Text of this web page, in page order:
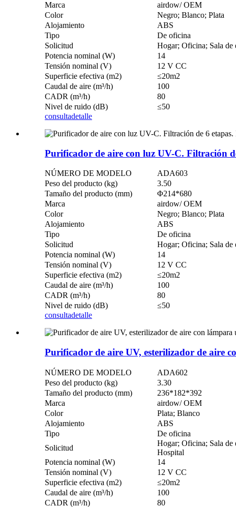
Marca
airdow/ OEM
Color
Negro; Blanco; Plata
Alojamiento
ABS
Tipo
De oficina
Solicitud
Hogar; Oficina; Sala de
Potencia nominal (W)
14
Tensión nominal (V)
12 V CC
Superficie efectiva (m2)
≤20m2
Caudal de aire (m³/h)
100
CADR (m³/h)
80
Nivel de ruido (dB)
≤50
consultadetalle
Purificador de aire con luz UV-C. Filtración
NÚMERO DE MODELO
ADA603
Peso del producto (kg)
3.50
Tamaño del producto (mm)
Φ214*680
Marca
airdow/ OEM
Color
Negro; Blanco; Plata
Alojamiento
ABS
Tipo
De oficina
Solicitud
Hogar; Oficina; Sala de
Potencia nominal (W)
14
Tensión nominal (V)
12 V CC
Superficie efectiva (m2)
≤20m2
Caudal de aire (m³/h)
100
CADR (m³/h)
80
Nivel de ruido (dB)
≤50
consultadetalle
Purificador de aire UV, esterilizador de aire
NÚMERO DE MODELO
ADA602
Peso del producto (kg)
3.30
Tamaño del producto (mm)
236*182*392
Marca
airdow/ OEM
Color
Plata; Blanco
Alojamiento
ABS
Tipo
De oficina
Solicitud
Hogar; Oficina; Sala de
Hospital
Potencia nominal (W)
14
Tensión nominal (V)
12 V CC
Superficie efectiva (m2)
≤20m2
Caudal de aire (m³/h)
100
CADR (m³/h)
80